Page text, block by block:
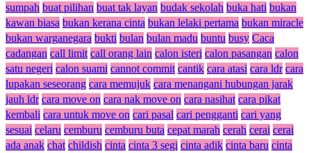
sumpah buat pilihan buat tak layan budak sekolah buka hati bukan
kawan biasa bukan kerana cinta bukan lelaki pertama bukan miracle
bukan warganegara bukti bulan bulan madu buntu busy Caca
cadangan call limit call orang lain calon isteri calon pasangan calon
satu negeri calon suami cannot commit cantik cara atasi cara ldr cara
lupakan seseorang cara memujuk cara menangani hubungan jarak
jauh ldr cara move on cara nak move on cara nasihat cara pikat
kembali cara untuk move on cari pasal cari pengganti cari yang
sesuai celaru cemburu cemburu buta cepat marah cerah cerai cerai
ada anak chat childish cinta cinta 3 segi cinta adik cinta baru cinta